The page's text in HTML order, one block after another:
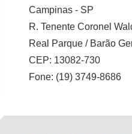
Campinas - SP
R. Tenente Coronel
Real Parque / Barão
CEP: 13082-730
Fone: (19) 3749-8686